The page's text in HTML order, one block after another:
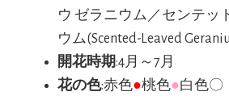
ウ ゼラニウム／センテッ
ウム(Scented-Leaved
開花時期:4月～7月
花の色:赤色●桃色●白色〇